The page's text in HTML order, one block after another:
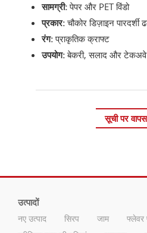
सामग्री:पेपर और PET विंडो
प्रकार:चौकोर डिज़ाइन
रंग:प्राकृतिक क्राफ्ट
उपयोग:बेकरी, सलाद और
सूची पर
उत्पादों
नए उत्पाद सिरप जाम
फ्लेवर